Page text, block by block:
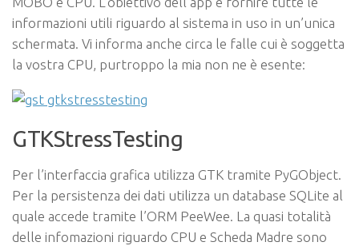
informazioni utili riguardo al sistema in uso in un’unica
schermata. Vi informa anche circa le falle cui è soggetta
la vostra CPU, purtroppo la mia non ne è esente:
GTKStressTesting
Per l’interfaccia grafica utilizza GTK tramite PyGObject.
Per la persistenza dei dati utilizza un database SQLite al
quale accede tramite l’ORM PeeWee. La quasi totalità
delle infomazioni riguardo CPU e Scheda Madre sono